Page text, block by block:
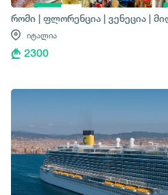
რომი | ფლორენცია | ვენეცია |
იტალია
2300